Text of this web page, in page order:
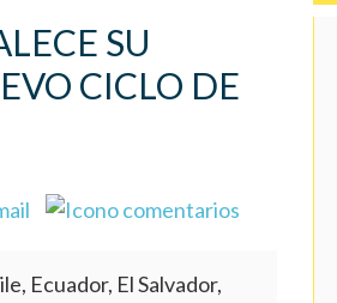
SU
CICLO DE
Ecuador, El Salvador,